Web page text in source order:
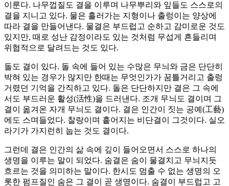
이룬다. 나무껍질도 결을 이루며 나무뿌리와 잎들도 스스로의
결을 지니고 있다. 물은 흘러가는 지형이나 출렁이는 양상에
따라 결을 만들어낸다. 물결은 부드럽고 순하고 감미로운 것도
있지만, 때로 성난 감정이라도 있는 것처럼 무섭게 흔들리며
위협적으로 달려드는 것도 있다.
돌도 결이 있다. 돌 속에 들어 있는 수많은 무늬와 금은 단단히
박혀 있는 경우가 많지만 한때는 무엇인가가 꿈틀거리고 출렁
거렸던 기억을 간직하고 있다. 돌은 단단하지만 결은 그 속에
서도 부드러운 활성(活性)을 드러낸다. 조개 무늬도 결이며 그
결이 옮겨온 자개 무늬도 결이다. 결은 인간이 짓는 공예(工藝)
에도 스며들었다. 찰랑이며 흩어지는 비단결이 그것이다. 실오
라기가 가지런히 눕는 것도 결이다.
그런데 결은 인간의 삶 속에 깊이 들어오면서 스스로 하나의
생명을 이루는 말이 되었다. 숨결은 숨이 물결치고 무늬지듯
흐르는 것을 의미하는 말이다. 한시도 멈출 수 없는 생명의 오
롯한 펌프질인 숨은 그 결이 곧 생명이다. 숨결이 부드럽고 고